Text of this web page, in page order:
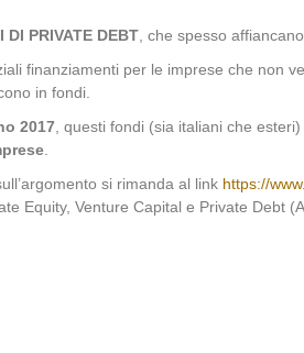
DI PRIVATE DEBT, che spesso
finanziamenti per le imprese che non
in fondi.
2017, questi fondi (sia italiani che
.
si rimanda al link https://
Equity, Venture Capital e Private Debt